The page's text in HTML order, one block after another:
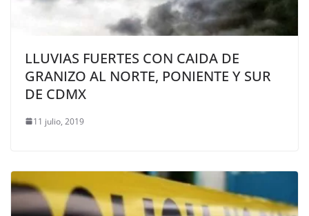
LLUVIAS FUERTES CON CAIDA DE
GRANIZO AL NORTE, PONIENTE Y SUR
DE CDMX
11 julio, 2019